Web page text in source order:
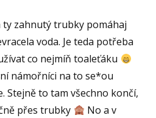
ty zahnutý trubky pomáhaj
voda. Je teda potřeba
co nejmíň toaleťáku
námořníci na to se*ou
Stejně to tam všechno končí,
přes trubky
No a v